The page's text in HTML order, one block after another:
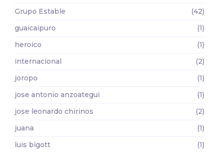
Grupo Estable
(42)
guaicaipuro
(1)
heroico
(1)
internacional
(2)
joropo
(1)
jose antonio anzoategui
(1)
jose leonardo chirinos
(2)
juana
(1)
luis bigott
(1)